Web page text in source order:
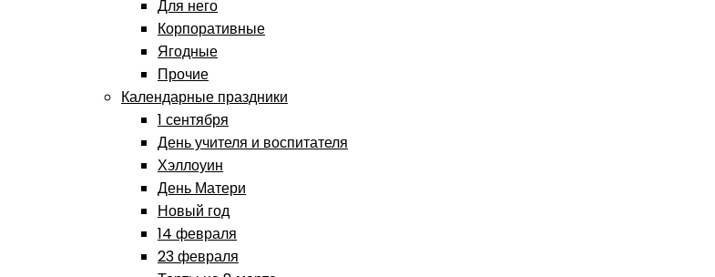
Для него
Корпоративные
Ягодные
Прочие
Календарные праздники
1 сентября
День учителя и воспитателя
Хэллоуин
День Матери
Новый год
14 февраля
23 февраля